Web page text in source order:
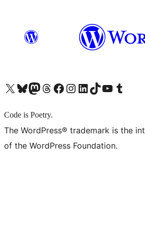
X (旧 Twitter) アカウントへBluesky アカウントへMastodon アカウントへThreads アカウントへ Facebook ページへInstagram アカウントへ LinkedIn アカウントへTikTok アカウントへYouTube チャンネルへ Tumblr アカウントへ
Code is Poetry.
The WordPress® trademark is the
of the WordPress Foundation.